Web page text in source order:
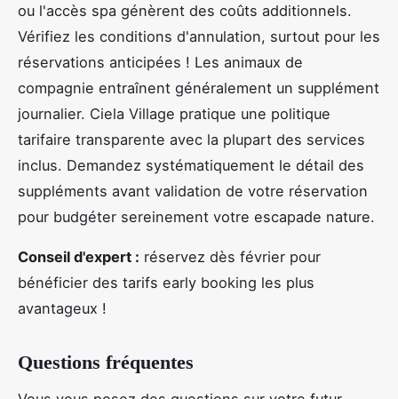
ou l'accès spa génèrent des coûts additionnels.
Vérifiez les conditions d'annulation, surtout pour les
réservations anticipées ! Les animaux de
compagnie entraînent généralement un supplément
journalier. Ciela Village pratique une politique
tarifaire transparente avec la plupart des services
inclus. Demandez systématiquement le détail des
suppléments avant validation de votre réservation
pour budgéter sereinement votre escapade nature.
Conseil d'expert : réservez dès février pour
bénéficier des tarifs early booking les plus
avantageux !
Questions fréquentes